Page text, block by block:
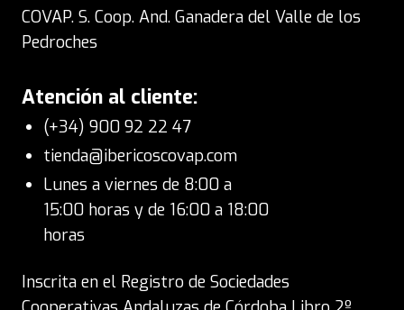
COVAP. S. Coop. And. Ganadera del Valle de los
Pedroches
Atención al cliente:
(+34) 900 92 22 47
tienda@ibericoscovap.com
Lunes a viernes de 8:00 a
15:00 horas y de 16:00 a 18:00
horas
Inscrita en el Registro de Sociedades